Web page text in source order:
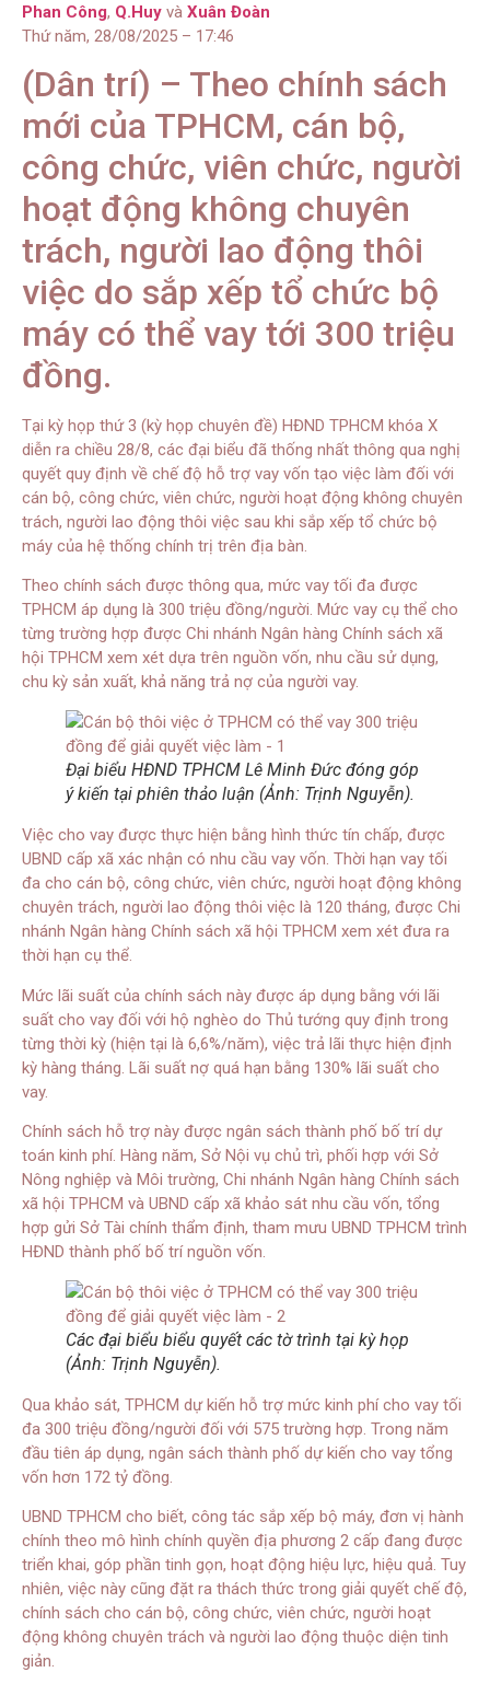
Phan Công, Q.Huy và Xuân Đoàn
Thứ năm, 28/08/2025 – 17:46
(Dân trí) – Theo chính sách
mới của TPHCM, cán bộ,
công chức, viên chức, người
hoạt động không chuyên
trách, người lao động thôi
việc do sắp xếp tổ chức bộ
máy có thể vay tới 300 triệu
đồng.
Tại kỳ họp thứ 3 (kỳ họp chuyên đề) HĐND TPHCM khóa X
diễn ra chiều 28/8, các đại biểu đã thống nhất thông qua nghị
quyết quy định về chế độ hỗ trợ vay vốn tạo việc làm đối với
cán bộ, công chức, viên chức, người hoạt động không chuyên
trách, người lao động thôi việc sau khi sắp xếp tổ chức bộ
máy của hệ thống chính trị trên địa bàn.
Theo chính sách được thông qua, mức vay tối đa được
TPHCM áp dụng là 300 triệu đồng/người. Mức vay cụ thể cho
từng trường hợp được Chi nhánh Ngân hàng Chính sách xã
hội TPHCM xem xét dựa trên nguồn vốn, nhu cầu sử dụng,
chu kỳ sản xuất, khả năng trả nợ của người vay.
Đại biểu HĐND TPHCM Lê Minh Đức đóng góp
ý kiến tại phiên thảo luận (Ảnh: Trịnh Nguyễn).
Việc cho vay được thực hiện bằng hình thức tín chấp, được
UBND cấp xã xác nhận có nhu cầu vay vốn. Thời hạn vay tối
đa cho cán bộ, công chức, viên chức, người hoạt động không
chuyên trách, người lao động thôi việc là 120 tháng, được Chi
nhánh Ngân hàng Chính sách xã hội TPHCM xem xét đưa ra
thời hạn cụ thể.
Mức lãi suất của chính sách này được áp dụng bằng với lãi
suất cho vay đối với hộ nghèo do Thủ tướng quy định trong
từng thời kỳ (hiện tại là 6,6%/năm), việc trả lãi thực hiện định
kỳ hàng tháng. Lãi suất nợ quá hạn bằng 130% lãi suất cho
vay.
Chính sách hỗ trợ này được ngân sách thành phố bố trí dự
toán kinh phí. Hàng năm, Sở Nội vụ chủ trì, phối hợp với Sở
Nông nghiệp và Môi trường, Chi nhánh Ngân hàng Chính sách
xã hội TPHCM và UBND cấp xã khảo sát nhu cầu vốn, tổng
hợp gửi Sở Tài chính thẩm định, tham mưu UBND TPHCM trình
HĐND thành phố bố trí nguồn vốn.
Các đại biểu biểu quyết các tờ trình tại kỳ họp
(Ảnh: Trịnh Nguyễn).
Qua khảo sát, TPHCM dự kiến hỗ trợ mức kinh phí cho vay tối
đa 300 triệu đồng/người đối với 575 trường hợp. Trong năm
đầu tiên áp dụng, ngân sách thành phố dự kiến cho vay tổng
vốn hơn 172 tỷ đồng.
UBND TPHCM cho biết, công tác sắp xếp bộ máy, đơn vị hành
chính theo mô hình chính quyền địa phương 2 cấp đang được
triển khai, góp phần tinh gọn, hoạt động hiệu lực, hiệu quả. Tuy
nhiên, việc này cũng đặt ra thách thức trong giải quyết chế độ,
chính sách cho cán bộ, công chức, viên chức, người hoạt
động không chuyên trách và người lao động thuộc diện tinh
giản.